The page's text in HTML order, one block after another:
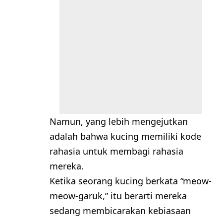
Namun, yang lebih mengejutkan
adalah bahwa kucing memiliki kode
rahasia untuk membagi rahasia
mereka.
Ketika seorang kucing berkata “meow-
meow-garuk,” itu berarti mereka
sedang membicarakan kebiasaan